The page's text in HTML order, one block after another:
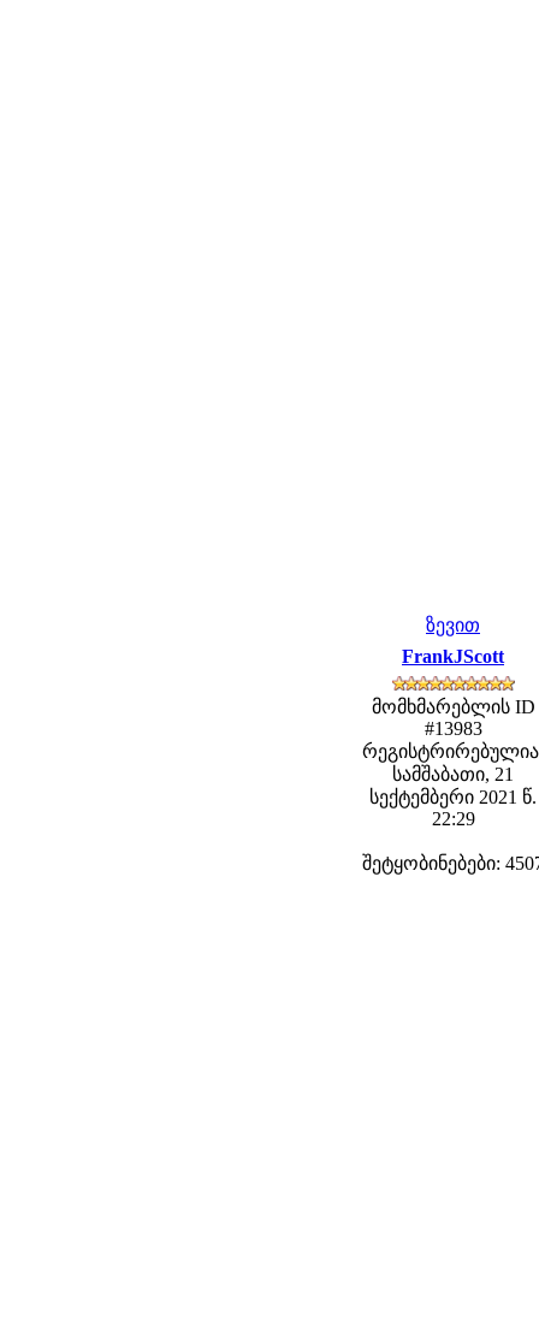
ზევით
FrankJScott
მომხმარებლის ID
#13983
სამშაბათი, 21
სექტემბერი 2021 წ.
22:29
შეტყობინებები: